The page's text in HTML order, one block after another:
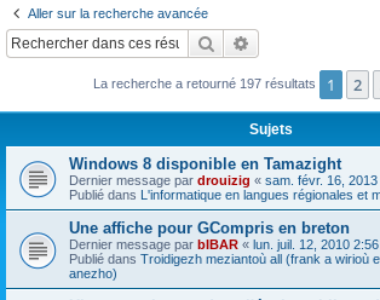
Aller sur la recherche avancée
Rechercher
La recherche a retourné 197 résultats 1 2
Sujets
Windows 8 disponible en Tamazight
Dernier message par drouizig « sam. févr. 16,
Publié dans L'informatique en langues régionales et
Une affiche pour GCompris en breton
Dernier message par bIBAR « lun. juil. 12, 2010
Publié dans Troidigezh meziantoù all (frank a wirioù
anezho)